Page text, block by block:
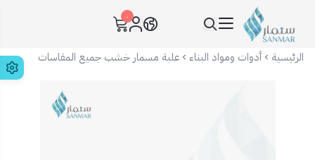
سنمار Sanmar
٠
الرئيسية أدوات ومواد البناء علبة مسمار خشب جميع المقاسات